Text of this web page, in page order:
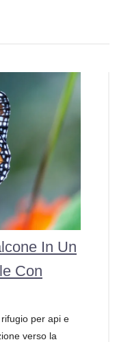
In Un
Con
per api e
verso la